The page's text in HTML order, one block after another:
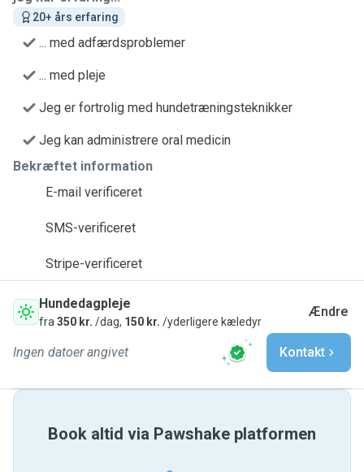
20+ års erfaring
... med adfærdsproblemer
... med pleje
Jeg er fortrolig med hundetræningsteknikker
Jeg kan administrere oral medicin
Bekræftet information
E-mail verificeret
SMS-verificeret
Stripe-verificeret
Hundedagpleje
fra 350 kr. /dag, 150 kr. /yderligere kæledyr
Ændre
Ingen datoer angivet Kontakt
Book altid via Pawshake platformen